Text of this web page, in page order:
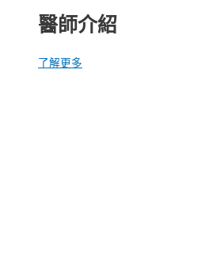
醫師介紹
了解更多